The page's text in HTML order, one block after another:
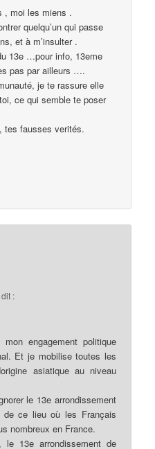
, moi les miens .
quelqu’un qui passe
et à m’insulter .
13e …pour info, 13eme
pas par ailleurs ….
je te rassure elle
ce qui semble te poser
tes fausses verités.
:
engagement politique
Et je mobilise toutes les
asiatique au niveau
le 13e arrondissement
ce lieu où les Français
nombreux en France.
13e arrondissement de